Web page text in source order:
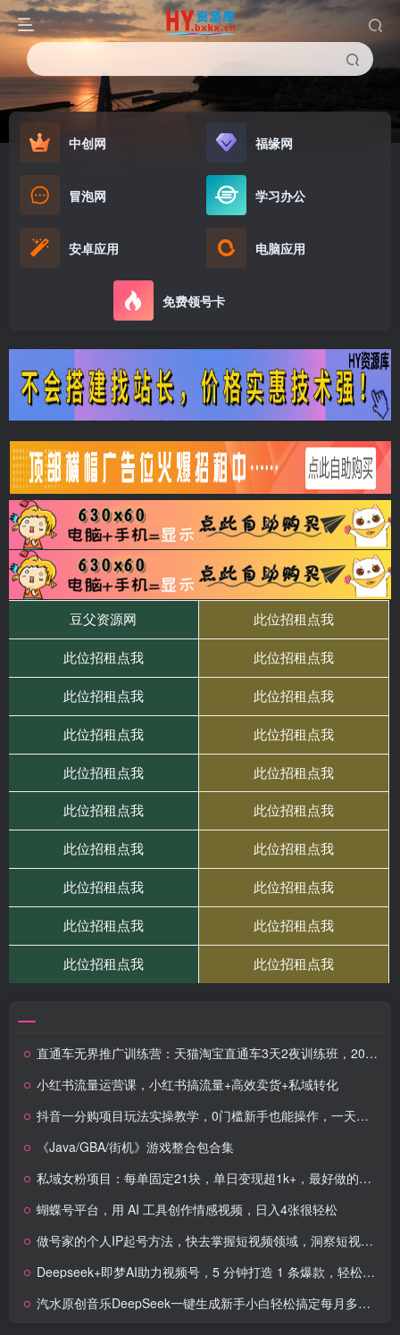
中创网 福缘网
冒泡网 学习办公
安卓应用 电脑应用
免费领号卡
直通车无界推广训练营：天猫淘宝直通车3天2夜训练班，2025年7月25-27日
小红书流量运营课，小红书搞流量+高效卖货+私域转化
抖音一分购项目玩法实操教学，0门槛新手也能操作，一天赚几百上千
《Java/GBA/街机》游戏整合包合集
私域女粉项目：每单固定21块，单日变现超1k+，最好做的女粉项目
蝴蝶号平台，用 AI 工具创作情感视频，日入4张很轻松
做号家的个人IP起号方法，快去掌握短视频领域，洞察短视频新玩法，68节完整
Deepseek+即梦AI助力视频号，5 分钟打造 1 条爆款，轻松日入3张+
汽水原创音乐DeepSeek一键生成新手小白轻松搞定每月多收入5k+